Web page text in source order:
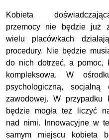
Kobieta
przemocy nie będzie już
wielu placówkach
procedury. Nie będzie
do nich dotrzeć, a pomoc,
kompleksowa. W
psychologiczną,
zawodowej. W przypadku
będzie mogła też liczyć
nad nimi. Innowacyjne w
samym miejscu kobieta